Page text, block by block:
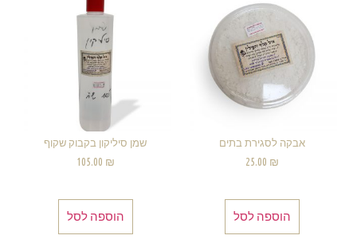
אבקה לסגירת בתים
25.00 ₪
הוספה לסל
שמן סיליקון בקבוק שקוף
105.00 ₪
הוספה לסל